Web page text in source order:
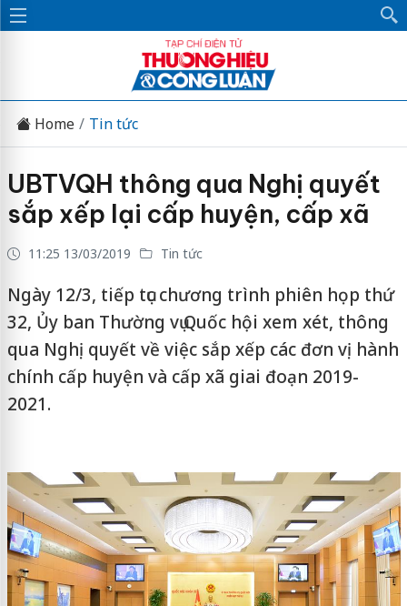
Home Tin tức
UBTVQH thông qua Nghị quyết
sắp xếp lại cấp huyện, cấp xã
11:25 13/03/2019 Tin tức
Ngày 12/3, tiếp tục chương trình phiên họp thứ
32, Ủy ban Thường vụ Quốc hội xem xét, thông
qua Nghị quyết về việc sắp xếp các đơn vị hành
chính cấp huyện và cấp xã giai đoạn 2019-
2021.